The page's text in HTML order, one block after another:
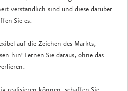
verständlich sind und diese darüber
Sie es.
auf die Zeichen des Markts,
hin! Lernen Sie daraus, ohne das